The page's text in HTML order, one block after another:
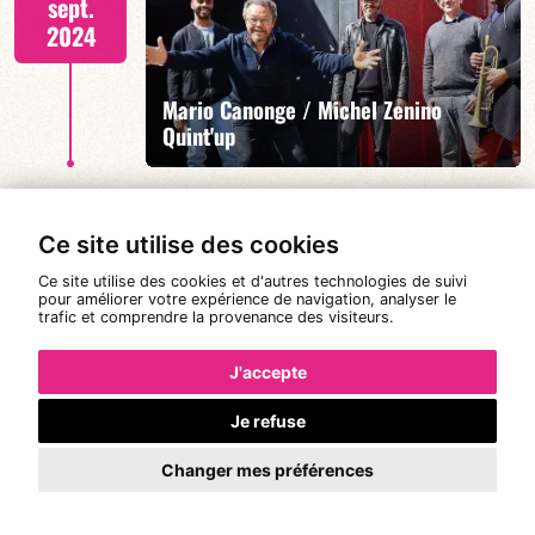
Ce site utilise des cookies
Ce site utilise des cookies et d'autres technologies de suivi
pour améliorer votre expérience de navigation, analyser le
trafic et comprendre la provenance des visiteurs.
J'accepte
Je refuse
Changer mes préférences
EN SAVOIR PLUS
sept.
2024
Mario Canonge / Michel Zenino
Quint'up
DEUX CONCERTS : 19H30 & 21H30
EN SAVOIR PLUS
Mer. 18
sept.
2024
19:00
CANONGE ZENINO